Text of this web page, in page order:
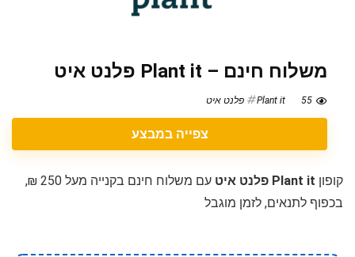
משלוח חינם – Plant it פלנט איט
55 Plant it פלנט איט
צפייה במבצע
קופון Plant it פלנט איט
עם משלוח חינם בקנייה מעל 250 ₪,
בכפוף לתנאים, לזמן מוגבל